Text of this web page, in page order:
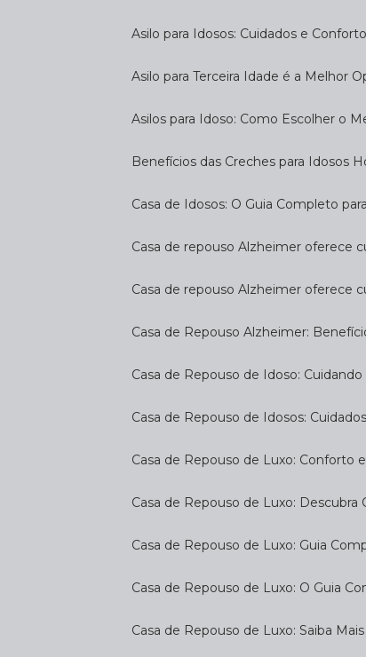
Asilo para Idosos: Cuidados e
Asilo para Terceira Idade é a Melhor
Asilos para Idoso: Como Escolher o
Benefícios das Creches para Idosos
Casa de Idosos: O Guia Completo
Casa de repouso Alzheimer oferece
Casa de repouso Alzheimer oferece
Casa de Repouso Alzheimer:
Casa de Repouso de Idoso:
Casa de Repouso de Idosos:
Casa de Repouso de Luxo:
Casa de Repouso de Luxo:
Casa de Repouso de Luxo: Guia
Casa de Repouso de Luxo: O Guia
Casa de Repouso de Luxo: Saiba